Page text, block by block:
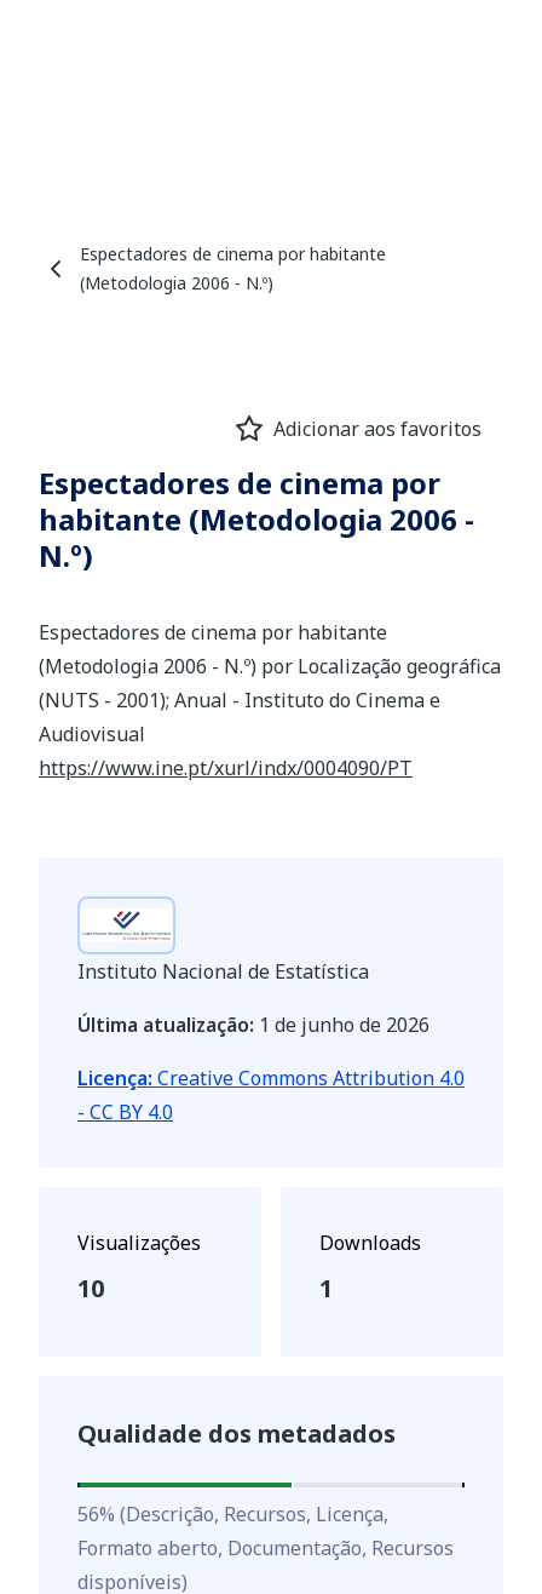
Espectadores de cinema por habitante
(Metodologia 2006 - N.º)
Adicionar aos favoritos
Espectadores de cinema por
habitante (Metodologia 2006 -
N.º)
Espectadores de cinema por habitante
(Metodologia 2006 - N.º) por Localização geográfica
(NUTS - 2001); Anual - Instituto do Cinema e
Audiovisual
https://www.ine.pt/xurl/indx/0004090/PT
Instituto Nacional de Estatística
Última atualização: 1 de junho de 2026
Licença: Creative Commons Attribution 4.0
- CC BY 4.0
Visualizações
10
Downloads
1
Qualidade dos metadados
56%
56% (Descrição, Recursos, Licença,
Formato aberto, Documentação, Recursos
disponíveis)